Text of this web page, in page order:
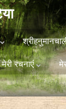
मेरी रचनाएं